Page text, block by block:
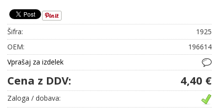
Šifra:
1925
OEM:
196614
Vprašaj za izdelek
Cena z DDV: 4,40 €
Zaloga / dobava: